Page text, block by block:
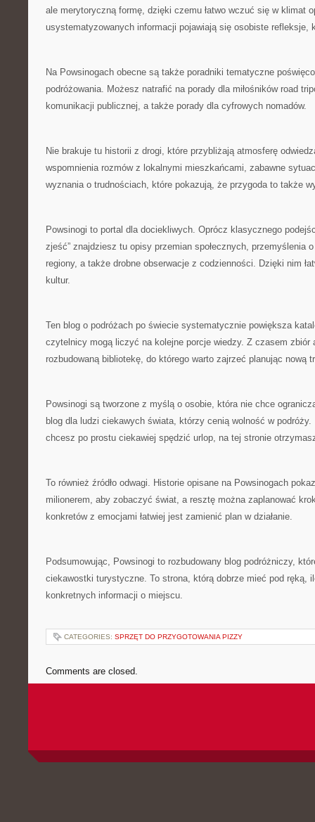
ale merytoryczną formę, dzięki czemu łatwo wczuć się w klimat
usystematyzowanych informacji pojawiają się osobiste refleksje,
Na Powsinogach obecne są także poradniki tematyczne
podróżowania. Możesz natrafić na porady dla miłośników road
komunikacji publicznej, a także porady dla cyfrowych nomadów.
Nie brakuje tu historii z drogi, które przybliżają atmosferę
wspomnienia rozmów z lokalnymi mieszkańcami, zabawne
wyznania o trudnościach, które pokazują, że przygoda to także
Powsinogi to portal dla dociekliwych. Oprócz klasycznego
zjeść” znajdziesz tu opisy przemian społecznych, przemyślenia
regiony, a także drobne obserwacje z codzienności. Dzięki nim
kultur.
Ten blog o podróżach po świecie systematycznie powiększa
czytelnicy mogą liczyć na kolejne porcje wiedzy. Z czasem zbiór
rozbudowaną bibliotekę, do którego warto zajrzeć planując nową
Powsinogi są tworzone z myślą o osobie, która nie chce
blog dla ludzi ciekawych świata, którzy cenią wolność w
chcesz po prostu ciekawiej spędzić urlop, na tej stronie
To również źródło odwagi. Historie opisane na Powsinogach
milionerem, aby zobaczyć świat, a resztę można zaplanować
konkretów z emocjami łatwiej jest zamienić plan w działanie.
Podsumowując, Powsinogi to rozbudowany blog podróżniczy,
ciekawostki turystyczne. To strona, którą dobrze mieć pod ręką,
konkretnych informacji o miejscu.
CATEGORIES: SPRZĘT DO PRZYGOTOWANIA PIZZY
Comments are closed.